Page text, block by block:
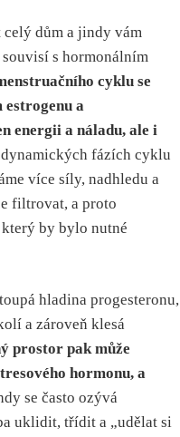
dům a jindy vám
s hormonálním
cyklu se
estrogenu a
energii a náladu, ale i
fázích cyklu
více síly, nadhledu a
filtrovat, a proto
by bylo nutné
hladina progesteronu,
a zároveň klesá
prostor pak může
hormonu, a
se často ozývá
uklidit, třídit a „udělat si